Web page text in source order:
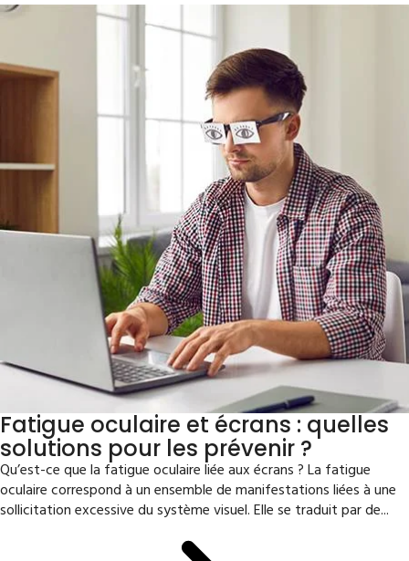
Fatigue oculaire et écrans : quelles
solutions pour les prévenir ?
Qu’est-ce que la fatigue oculaire liée aux écrans ? La fatigue
oculaire correspond à un ensemble de manifestations liées à une
sollicitation excessive du système visuel. Elle se traduit par de...